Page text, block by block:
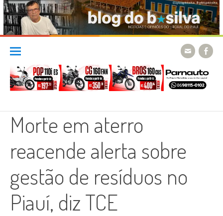
Skip
content
Morte em aterro
reacende alerta sobre
gestão de resíduos no
Piauí, diz TCE